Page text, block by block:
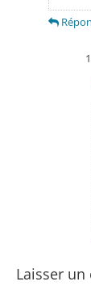
Laisser